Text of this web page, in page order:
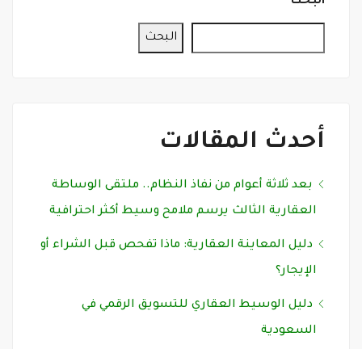
البحث
أحدث المقالات
بعد ثلاثة أعوام من نفاذ النظام.. ملتقى الوساطة
العقارية الثالث يرسم ملامح وسيط أكثر احترافية
دليل المعاينة العقارية: ماذا تفحص قبل الشراء أو
الإيجار؟
دليل الوسيط العقاري للتسويق الرقمي في
السعودية